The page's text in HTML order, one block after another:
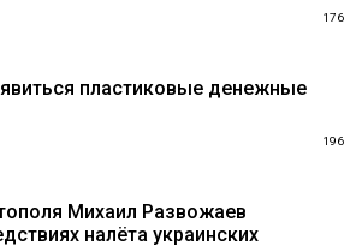
176
пластиковые денежные
196
Михаил Развожаев
налёта украинских